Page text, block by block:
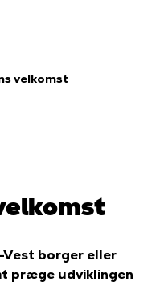
velkomst
Vest borger eller
præge udviklingen